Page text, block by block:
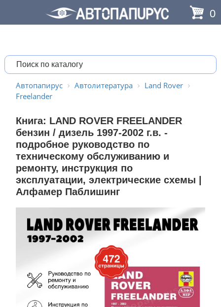
0
Автопапирус Автолитература
Land Rover
Freelander
Книга: LAND ROVER FREELANDER
бензин / дизель 1997-2002 г.в. -
подробное руководство по
техническому обслуживанию и
ремонту, инструкция по
эксплуатации, электрические схемы |
Алфамер Паблишинг